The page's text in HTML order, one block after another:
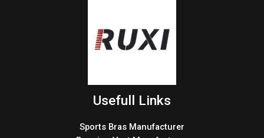
Usefull Links
Sports Bras Manufacturer